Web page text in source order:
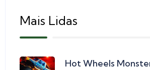
Mais Lidas
Hot Wheels